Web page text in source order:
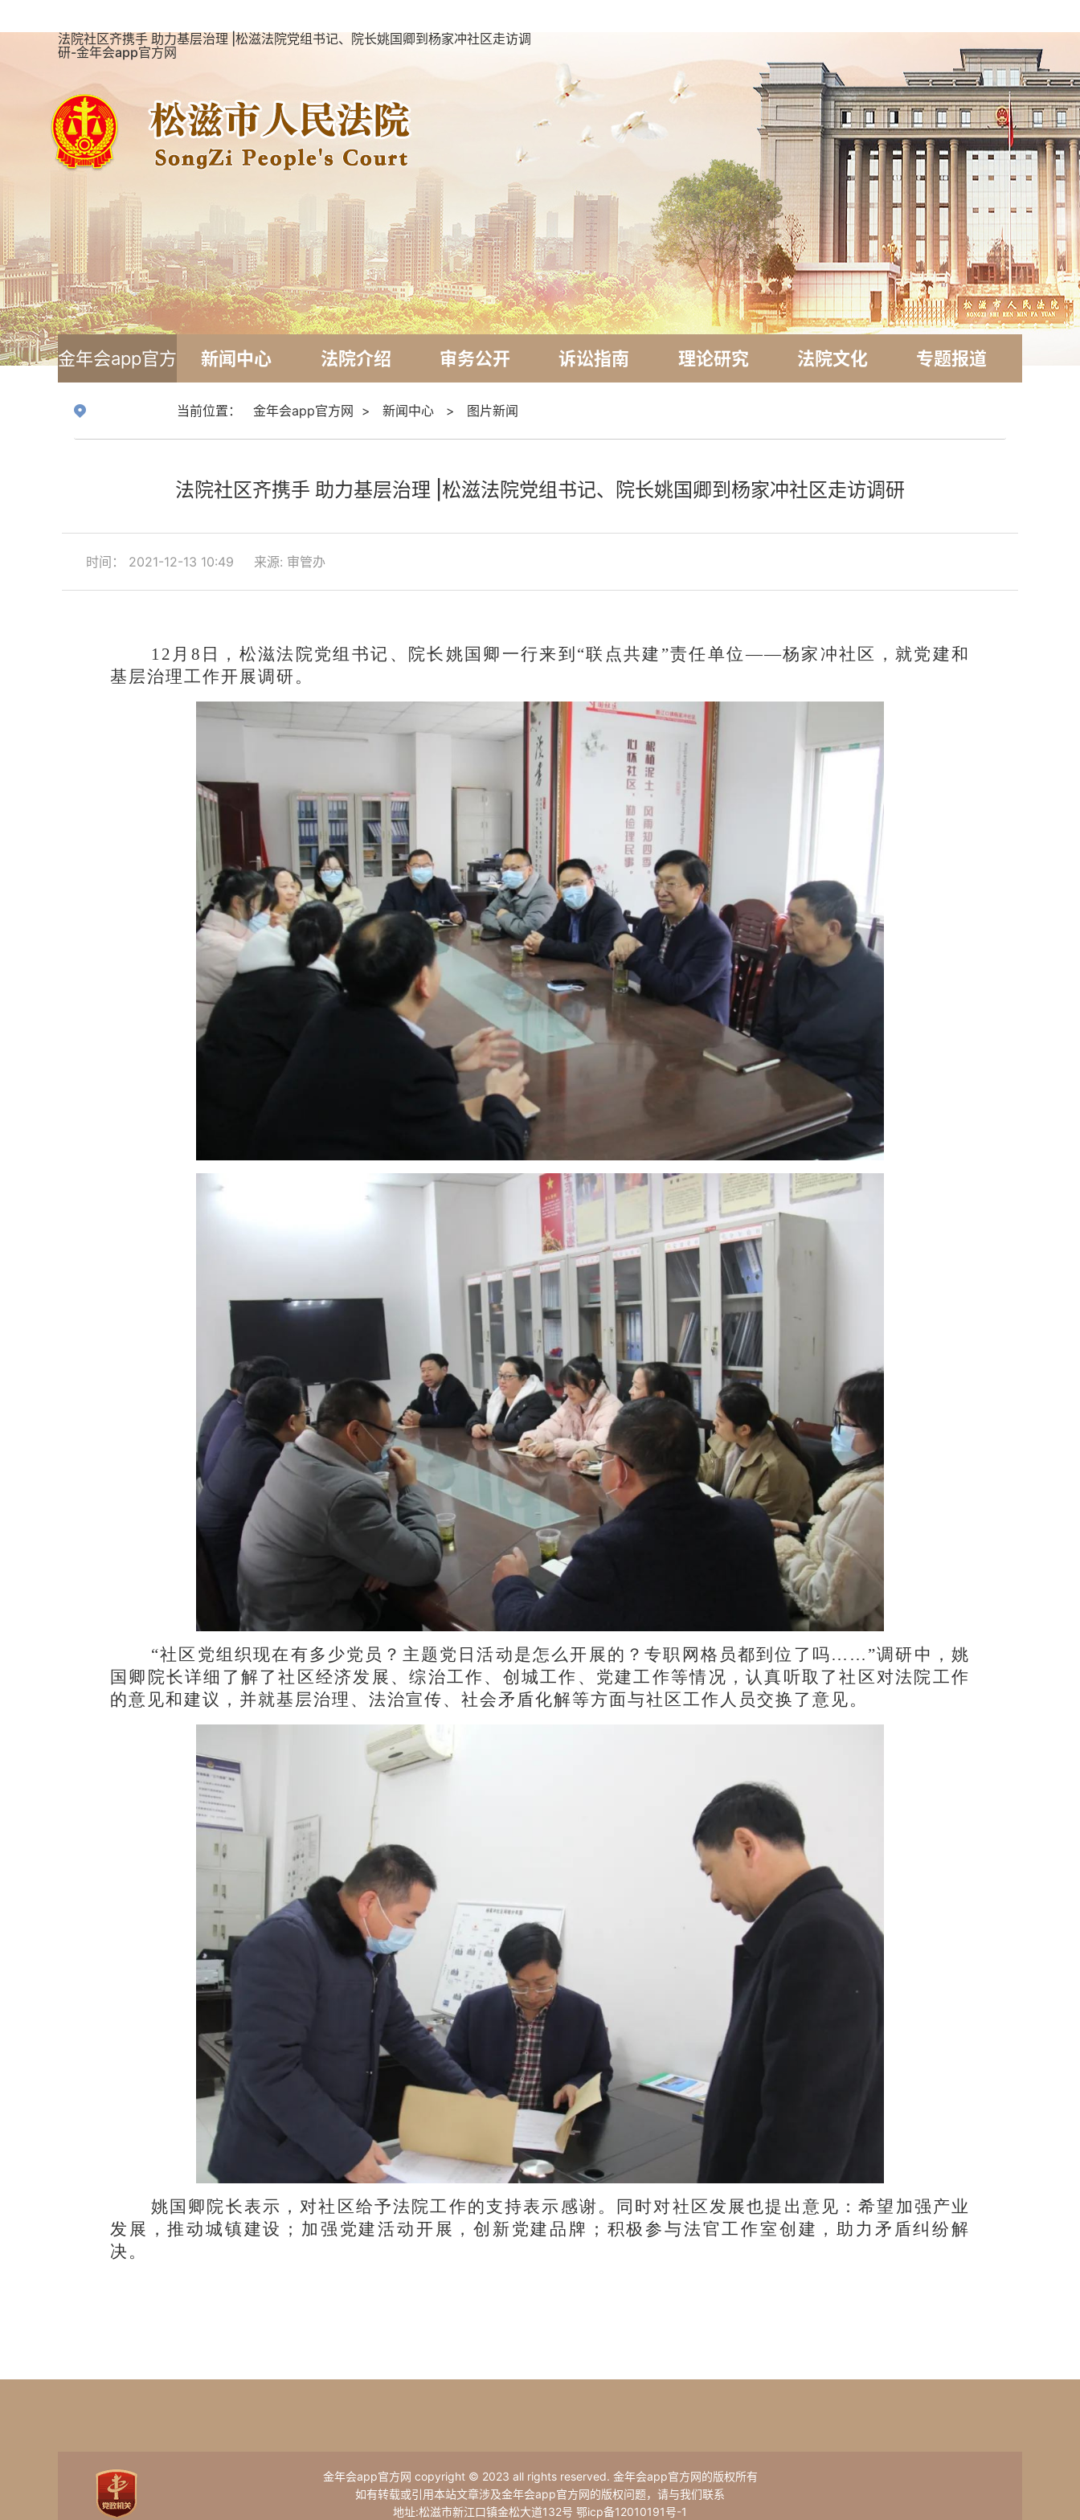
法院社区齐携手 助力基层治理 |松滋法院党组书记、院长姚国卿到杨家冲社区走访调
研-金年会app官方网
金年会app官方 新闻中心 法院介绍 审务公开 诉讼指南 理论研究 法院文化 专题报道
当前位置： 金年会app官方网 > 新闻中心 > 图片新闻
法院社区齐携手 助力基层治理 |松滋法院党组书记、院长姚国卿到杨家冲社区走访调研
时间： 2021-12-13 10:49 来源: 审管办
12月8日，松滋法院党组书记、院长姚国卿一行来到“联点共建”责任单位——杨家冲社区，就党建和
基层治理工作开展调研。
“社区党组织现在有多少党员？主题党日活动是怎么开展的？专职网格员都到位了吗……”调研中，姚
国卿院长详细了解了社区经济发展、综治工作、创城工作、党建工作等情况，认真听取了社区对法院工作
的意见和建议，并就基层治理、法治宣传、社会矛盾化解等方面与社区工作人员交换了意见。
姚国卿院长表示，对社区给予法院工作的支持表示感谢。同时对社区发展也提出意见：希望加强产业
发展，推动城镇建设；加强党建活动开展，创新党建品牌；积极参与法官工作室创建，助力矛盾纠纷解
决。
金年会app官方网 copyright © 2023 all rights reserved. 金年会app官方网的版权所有
如有转载或引用本站文章涉及金年会app官方网的版权问题，请与我们联系
地址:松滋市新江口镇金松大道132号 鄂icp备12010191号-1